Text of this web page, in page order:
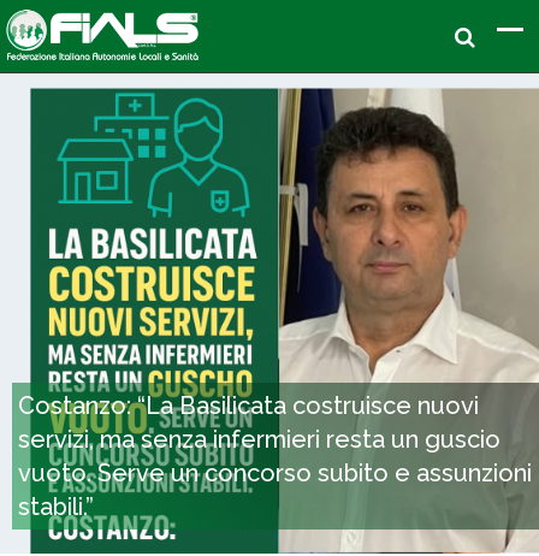
Costanzo: “La Basilicata costruisce nuovi
servizi, ma senza infermieri resta un guscio
vuoto. Serve un concorso subito e assunzioni
stabili.”